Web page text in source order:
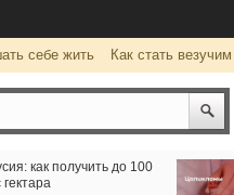
себе жить Как стать везучим
как получить до 100